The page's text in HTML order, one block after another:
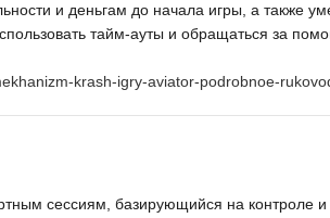
и деньгам до начала игры, а также
тайм-ауты и обращаться за
krash-igry-aviator-podrobnoe-
сессиям, базирующийся на контроле